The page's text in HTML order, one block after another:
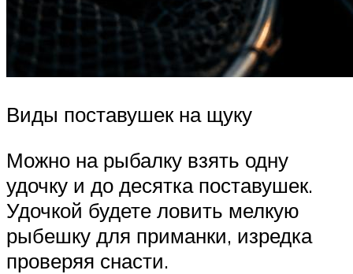
Виды поставушек на щуку
Можно на рыбалку взять одну
удочку и до десятка поставушек.
Удочкой будете ловить мелкую
рыбешку для приманки, изредка
проверяя снасти.